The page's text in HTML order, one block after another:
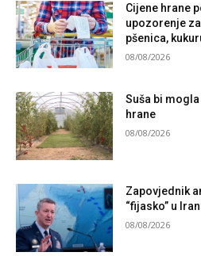
Cijene hrane
upozorenje
pšenica,
08/08/2026
Suša bi
hrane
08/08/2026
Zapovjednik
“fijasko” u
08/08/2026